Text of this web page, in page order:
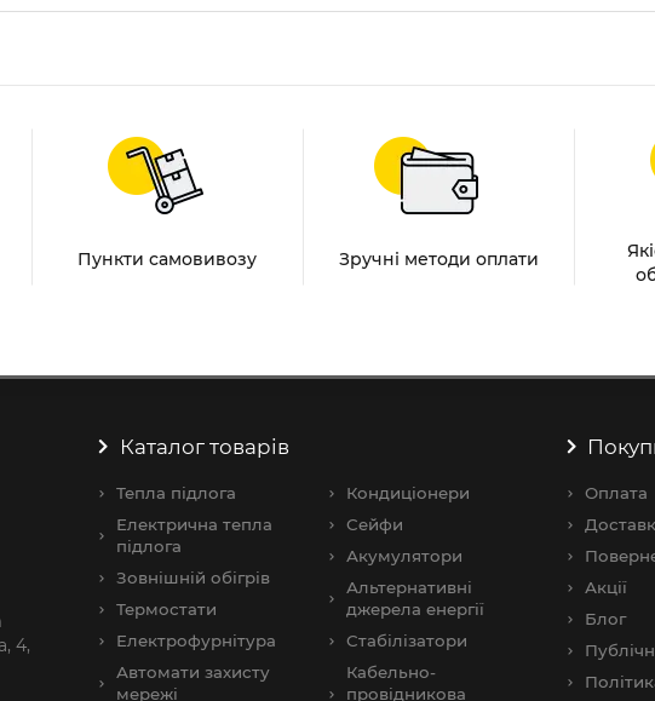
Пункти самовивозу Зручні методи оплати
4,
Каталог товарів
Тепла підлога
Електрична тепла
підлога
Зовнішнiй обігрів
Термостати
Електрофурнітура
Автомати захисту
мережі
Кондиціонери
Сейфи
Акумулятори
Альтернативні
джерела енергії
Стабілізатори
Кабельно-
провідникова
Оплата
Акції
Блог